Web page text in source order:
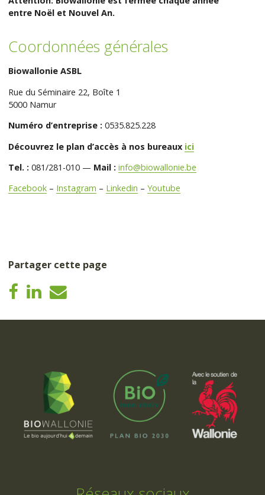
entre Noël et Nouvel An.
Coordonnées générales
Biowallonie ASBL
Rue du Séminaire 22, Boîte 1
5000 Namur
Numéro d’entreprise : 0535.825.228
Découvrez le plan d’accès à nos bureaux ici
Tel. : 081/281-010 — Mail : info@biowallonie.be
Facebook – Instagram – Linkedin –Youtube
Partager cette page